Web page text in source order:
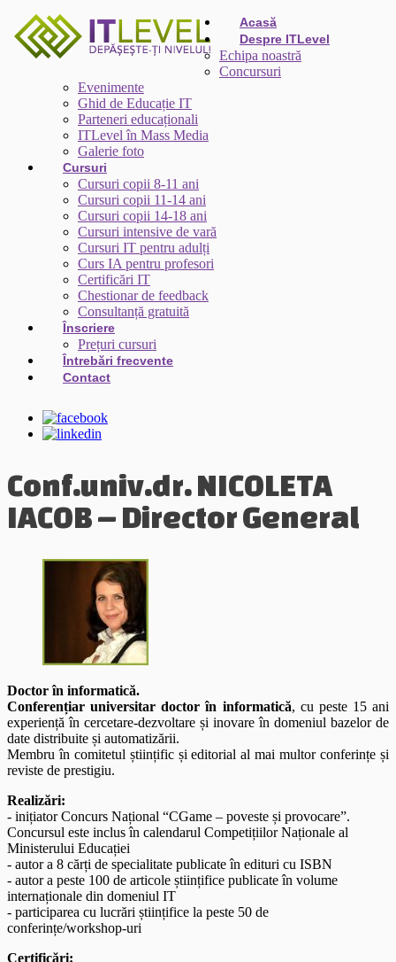
Acasă
Despre ITLevel
Echipa noastră
Concursuri
Evenimente
Ghid de Educație IT
Parteneri educaționali
ITLevel în Mass Media
Galerie foto
Cursuri
Cursuri copii 8-11 ani
Cursuri copii 11-14 ani
Cursuri copii 14-18 ani
Cursuri intensive de vară
Cursuri IT pentru adulți
Curs IA pentru profesori
Certificări IT
Chestionar de feedback
Consultanță gratuită
Înscriere
Prețuri cursuri
Întrebări frecvente
Contact
Conf.univ.dr. NICOLETA
IACOB – Director General
Doctor în informatică.
Conferențiar universitar doctor în informatică, cu peste 15 ani
experiență în cercetare-dezvoltare și inovare în domeniul bazelor de
date distribuite și automatizării.
Membru în comitetul științific și editorial al mai multor conferințe și
reviste de prestigiu.
Realizări:
- inițiator Concurs Național “CGame – poveste și provocare”.
Concursul este inclus în calendarul Competițiilor Naționale al
Ministerului Educației
- autor a 8 cărți de specialitate publicate în edituri cu ISBN
- autor a peste 100 de articole științifice publicate în volume
internaționale din domeniul IT
- participarea cu lucrări științifice la peste 50 de
conferințe/workshop-uri
Certificări: